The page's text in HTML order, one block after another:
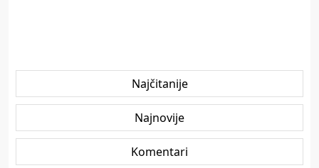
Najčitanije
Najnovije
Komentari